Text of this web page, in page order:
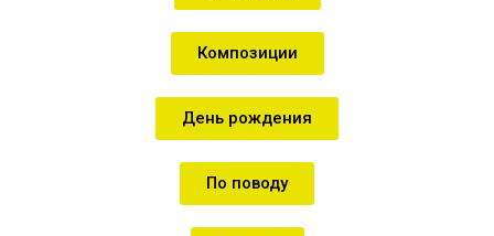
Композиции
День рождения
По поводу